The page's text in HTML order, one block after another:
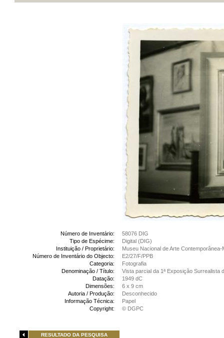
Número de Inventário:
58076 DIG
Tipo de Espécime:
Digital (DIG)
Instituição / Proprietário:
Museu Nacional de Arte Contemporânea-
Número de Inventário do Objecto:
E2/27/F/PPB
Categoria:
Fotografia
Denominação / Título:
Vista parcial da 1ª Exposição Surrealista
Datação:
1949 dC
Dimensões:
6 x 9 cm
Autoria / Produção:
Desconhecido
Informação Técnica:
Papel
Copyright:
© DGPC
RESULTADO DA PESQUISA